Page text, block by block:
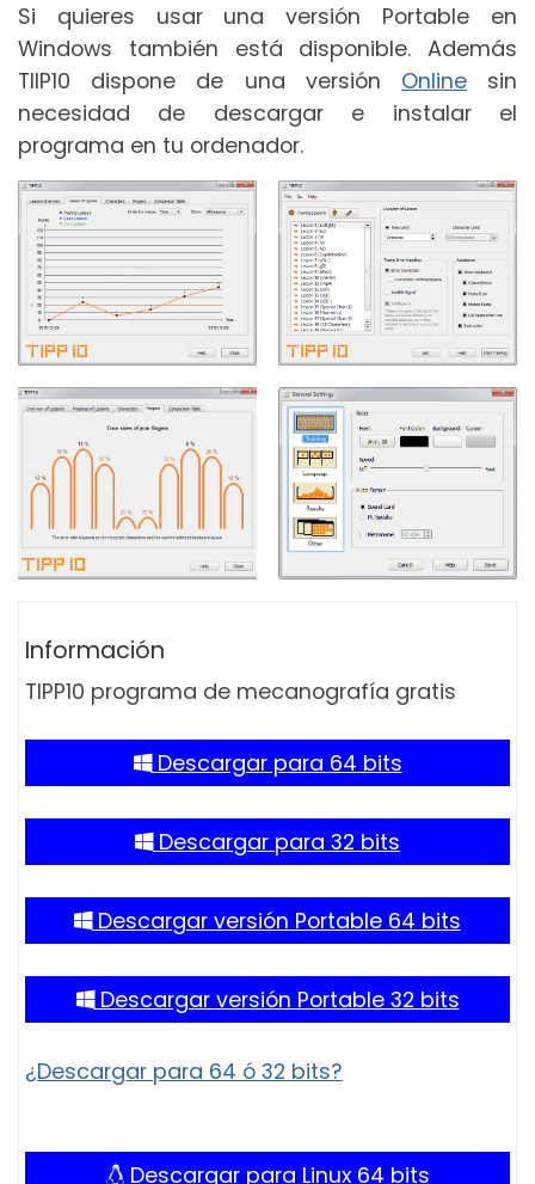
Si quieres usar una versión Portable en
Windows también está disponible. Además
TIIP10 dispone de una versión Onlinesin
necesidad de descargar e instalar el
programa en tu ordenador.
Información
TIPP10 programa de mecanografía gratis
Descargar para 64 bits
Descargar para 32 bits
Descargar versión Portable 64 bits
Descargar versión Portable 32 bits
¿Descargar para 64 ó 32 bits?
Descargar para Linux 64 bits